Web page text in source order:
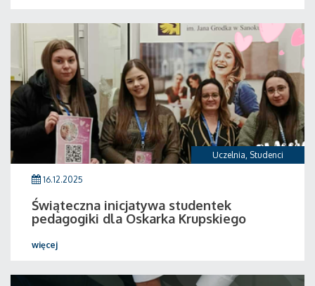
Uczelnia, Studenci
16.12.2025
Świąteczna inicjatywa studentek
pedagogiki dla Oskarka Krupskiego
więcej